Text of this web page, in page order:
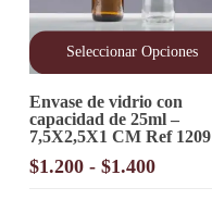
Seleccionar Opciones
producto
tiene
múltiples
variantes.
Envase de vidrio con
capacidad de 25ml –
7,5X2,5X1 CM Ref 1209
$1.200 - $1.400Rango